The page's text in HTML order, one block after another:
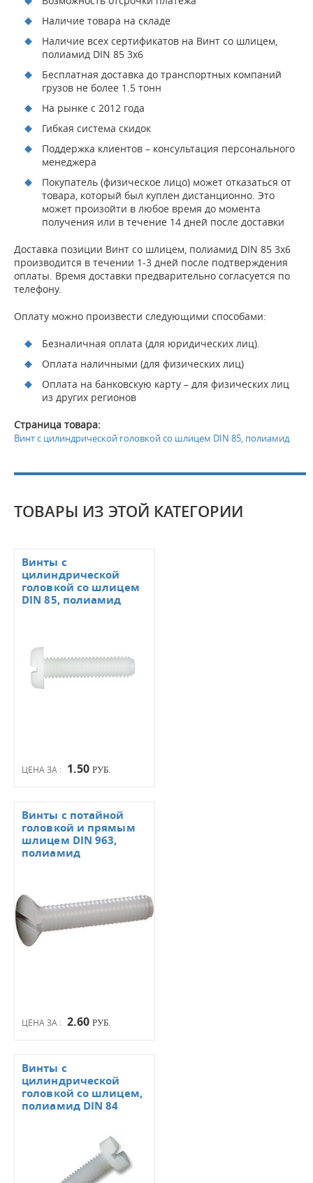
Наличие товара на складе
Наличие всех сертификатов на Винт со шлицем,
полиамид DIN 85 3x6
Бесплатная доставка до транспортных компаний
грузов не более 1.5 тонн
На рынке с 2012 года
Гибкая система скидок
Поддержка клиентов – консультация персонального
менеджера
Покупатель (физическое лицо) может отказаться от
товара, который был куплен дистанционно. Это
может произойти в любое время до момента
получения или в течение 14 дней после доставки
Доставка позиции Винт со шлицем, полиамид DIN 85 3x6
производится в течении 1-3 дней после подтверждения
оплаты. Время доставки предварительно согласуется по
телефону.
Оплату можно произвести следующими способами:
Безналичная оплата (для юридических лиц).
Оплата наличными (для физических лиц)
Оплата на банковскую карту – для физических лиц
из других регионов
Страница товара:
Винт с цилиндрической головкой со шлицем DIN 85, полиамид
ТОВАРЫ ИЗ ЭТОЙ КАТЕГОРИИ
ЦЕНА ЗА : 1.50 РУБ.
Винты с
цилиндрической
головкой со шлицем
DIN 85, полиамид
ЦЕНА ЗА : 2.60 РУБ.
Винты с потайной
головкой и прямым
шлицем DIN 963,
полиамид
Винты с
цилиндрической
головкой со шлицем,
полиамид DIN 84